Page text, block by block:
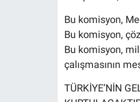
Bu komisyon,
Bu komisyon,
Bu komisyon,
çalışmasının
TÜRKİYE’NİN